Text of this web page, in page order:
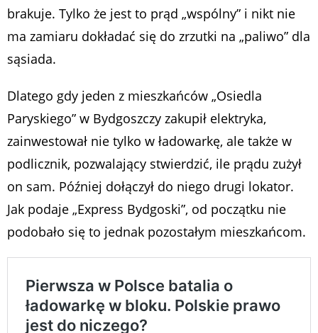
brakuje. Tylko że jest to prąd „wspólny” i nikt nie
ma zamiaru dokładać się do zrzutki na „paliwo” dla
sąsiada.
Dlatego gdy jeden z mieszkańców „Osiedla
Paryskiego” w Bydgoszczy zakupił elektryka,
zainwestował nie tylko w ładowarkę, ale także w
podlicznik, pozwalający stwierdzić, ile prądu zużył
on sam. Później dołączył do niego drugi lokator.
Jak podaje „Express Bydgoski”, od początku nie
podobało się to jednak pozostałym mieszkańcom.